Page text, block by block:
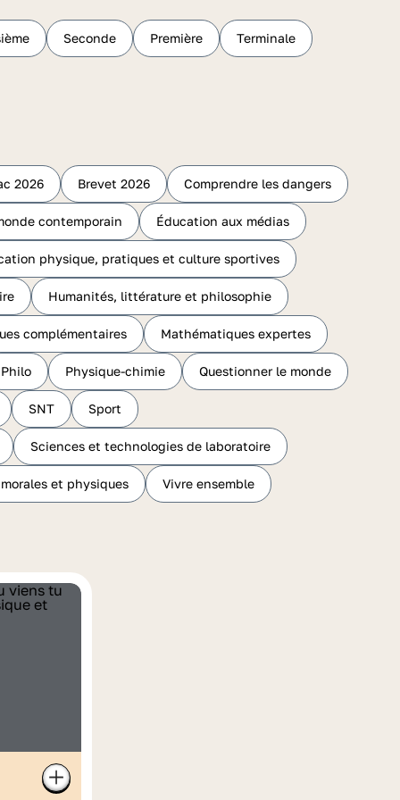
Seconde Première Terminale
2026 Brevet 2026 Comprendre les dangers
contemporain Éducation aux médias
physique, pratiques et culture sportives
Humanités, littérature et philosophie
complémentaires Mathématiques expertes
Philo Physique-chimie Questionner le monde
SNT Sport
Sciences et technologies de laboratoire
et physiques Vivre ensemble